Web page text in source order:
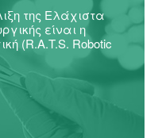
της Ελάχιστα
είναι η
(R.A.T.S. Robotic